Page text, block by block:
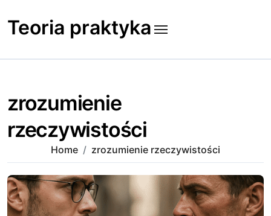
to
content
Teoria praktyka
zrozumienie
rzeczywistości
Home zrozumienie rzeczywistości